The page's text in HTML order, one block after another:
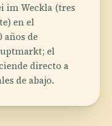
im Weckla (tres
en el
años de
el
directo a
de abajo.